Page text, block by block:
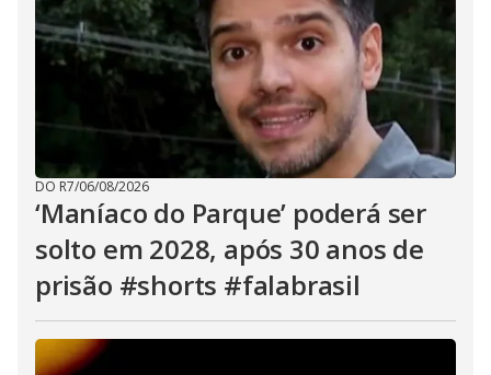
DO R7/06/08/2026
‘Maníaco do Parque’ poderá ser
solto em 2028, após 30 anos de
prisão #shorts #falabrasil